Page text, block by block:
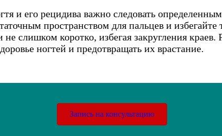
и его рецидива важно следовать
пространством для пальцев и
не слишком коротко, избегая закругления
ногтей и предотвращать их врастание.
Запись на консультацию